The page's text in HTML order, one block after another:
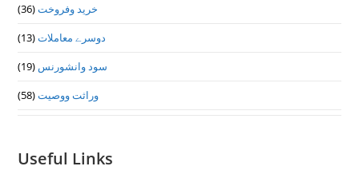
خرید وفروخت(36)
دوسرے معاملات(13)
سود وانشورنس (19)
وراثت ووصيت(58)
Useful Links